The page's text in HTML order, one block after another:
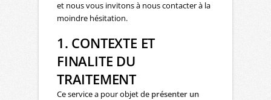
et nous vous invitons à nous contacter à la
moindre hésitation.
1. CONTEXTE ET
FINALITE DU
TRAITEMENT
Ce service a pour objet de présenter un